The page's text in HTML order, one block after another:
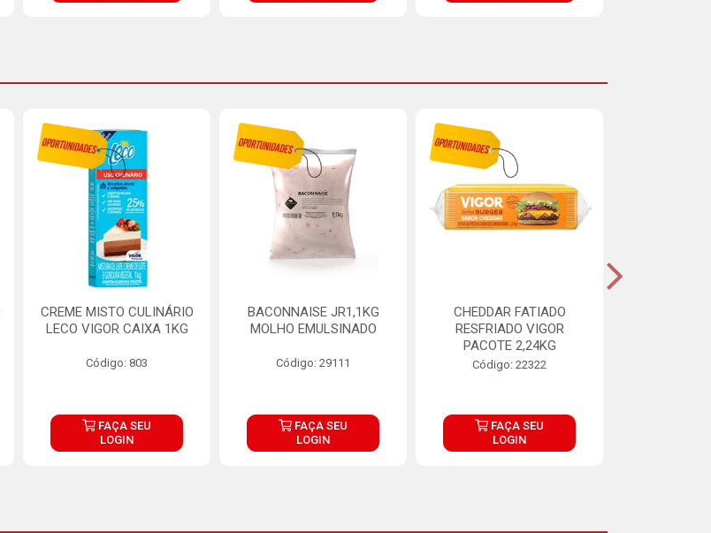
CREME MISTO CULINÁRIO
LECO VIGOR CAIXA 1KG
Código: 803
FAÇA SEU
LOGIN
BACONNAISE JR1,1KG
MOLHO EMULSINADO
Código: 29111
FAÇA SEU
LOGIN
CHEDDAR FATIADO
RESFRIADO VIGOR
PACOTE 2,24KG
Código: 22322
FAÇA SEU
LOGIN